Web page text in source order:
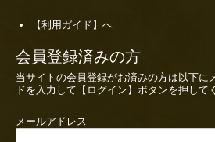
【利用ガイド】へ
会員登録済みの方
当サイトの会員登録がお済みの方は以下に
ドを入力して【ログイン】ボタンを押して
メールアドレス